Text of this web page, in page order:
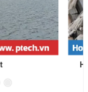
trồng thủy sản